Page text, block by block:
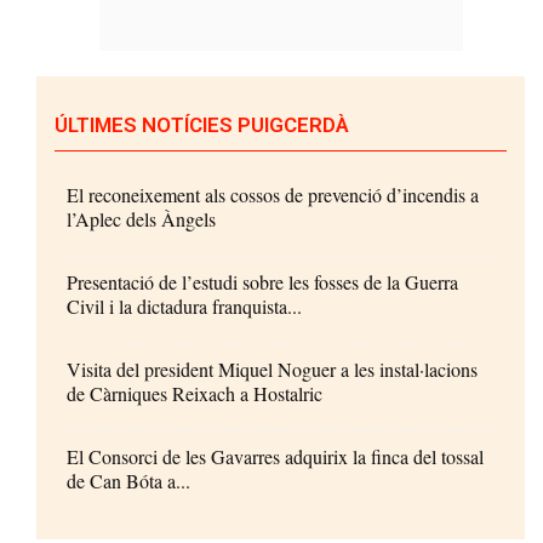
ÚLTIMES NOTÍCIES PUIGCERDÀ
El reconeixement als cossos de prevenció d’incendis a
l’Aplec dels Àngels
Presentació de l’estudi sobre les fosses de la Guerra
Civil i la dictadura franquista...
Visita del president Miquel Noguer a les instal·lacions
de Càrniques Reixach a Hostalric
El Consorci de les Gavarres adquirix la finca del tossal
de Can Bóta a...